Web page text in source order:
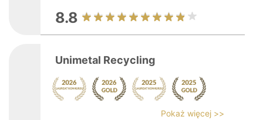
8.8
Unimetal Recycling
Pokaż więcej >>